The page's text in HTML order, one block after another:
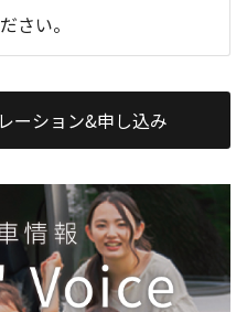
さい。
ーション&申し込み